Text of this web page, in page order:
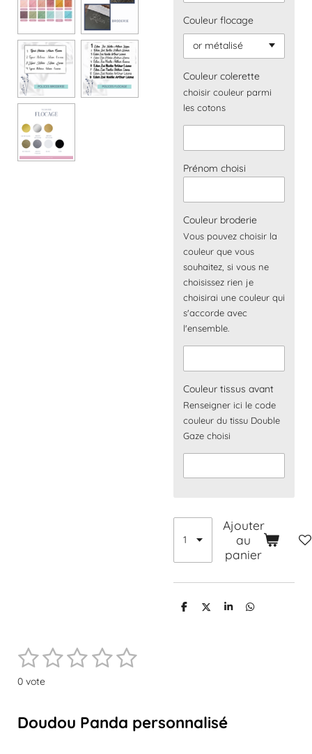
Couleur flocage
Couleur colerette
choisir couleur parmi
les cotons
Prénom choisi
Couleur broderie
Vous pouvez choisir la
couleur que vous
souhaitez, si vous ne
choisissez rien je
choisirai une couleur qui
s'accorde avec
l'ensemble.
Couleur tissus avant
Renseigner ici le code
couleur du tissu Double
Gaze choisi
Ajouter
au
panier
P
P
P
P
É
a
u
1
é
o
2
é
o
3
o
4
o
5
o
E
r
0 vote
Doudou Panda personnalisé